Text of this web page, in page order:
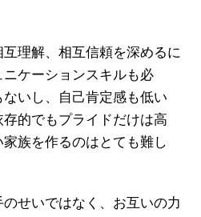
理解、相互信頼を深めるに
ケーションスキルも必
いし、自己肯定感も低い
的でもプライドだけは高
族を作るのはとても難し
せいではなく、お互いの力